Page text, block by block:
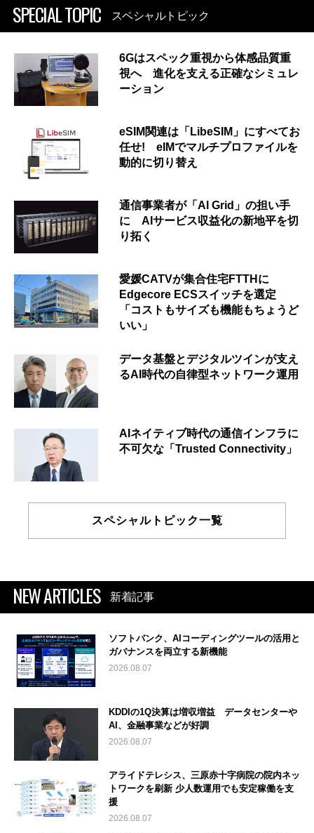
SPECIAL TOPIC スペシャルトピック
6Gはスペック重視から体感品質重
視へ 進化を支える正確なシミュレ
ーション
eSIM関連は「LibeSIM」にすべてお
任せ! eIMでマルチプロファイルを
動的に切り替え
通信事業者が「AI Grid」の担い手
に AIサービス収益化の新地平を切
り拓く
愛媛CATVが集合住宅FTTHに
Edgecore ECSスイッチを選定
「コストもサイズも機能もちょうど
いい」
データ基盤とデジタルツインが支え
るAI時代の自律型ネットワーク運用
AIネイティブ時代の通信インフラに
不可欠な「Trusted Connectivity」
スペシャルトピック一覧
NEW ARTICLES 新着記事
ソフトバンク、AIコーディングツールの活用と
ガバナンスを両立する新機能
2026.08.07
KDDIの1Q決算は増収増益 データセンターや
AI、金融事業などが好調
2026.08.07
アライドテレシス、三原赤十字病院の院内ネッ
トワークを刷新 少人数運用でも安定稼働を支
援
2026.08.07